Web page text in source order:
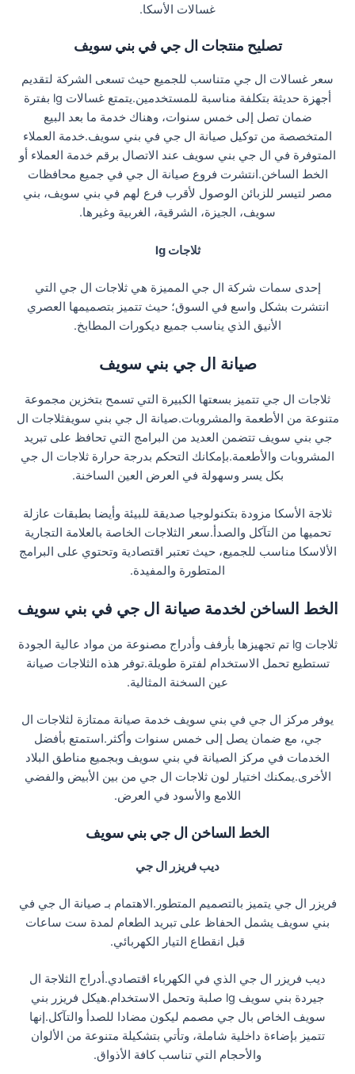
غسالات الأسكا.
تصليح منتجات ال جي في بني سويف
سعر غسالات ال جي متناسب للجميع حيث تسعى الشركة لتقديم
أجهزة حديثة بتكلفة مناسبة للمستخدمين.يتمتع غسالات lg بفترة
ضمان تصل إلى خمس سنوات، وهناك خدمة ما بعد البيع
المتخصصة من توكيل صيانة ال جي في بني سويف.خدمة العملاء
المتوفرة في ال جي بني سويف عند الاتصال برقم خدمة العملاء أو
الخط الساخن.انتشرت فروع صيانة ال جي في جميع محافظات
مصر لتيسر للزبائن الوصول لأقرب فرع لهم في بني سويف، بني
سويف، الجيزة، الشرقية، الغربية وغيرها.
ثلاجات lg
إحدى سمات شركة ال جي المميزة هي ثلاجات ال جي التي
انتشرت بشكل واسع في السوق؛ حيث تتميز بتصميمها العصري
الأنيق الذي يناسب جميع ديكورات المطابخ.
صيانة ال جي بني سويف
ثلاجات ال جي تتميز بسعتها الكبيرة التي تسمح بتخزين مجموعة
متنوعة من الأطعمة والمشروبات.صيانة ال جي بني سويفثلاجات ال
جي بني سويف تتضمن العديد من البرامج التي تحافظ على تبريد
المشروبات والأطعمة.بإمكانك التحكم بدرجة حرارة ثلاجات ال جي
بكل يسر وسهولة في العرض العين الساخنة.
ثلاجة الأسكا مزودة بتكنولوجيا صديقة للبيئة وأيضا بطبقات عازلة
تحميها من التآكل والصدأ.سعر الثلاجات الخاصة بالعلامة التجارية
الألاسكا مناسب للجميع، حيث تعتبر اقتصادية وتحتوي على البرامج
المتطورة والمفيدة.
الخط الساخن لخدمة صيانة ال جي في بني سويف
ثلاجات lg تم تجهيزها بأرفف وأدراج مصنوعة من مواد عالية الجودة
تستطيع تحمل الاستخدام لفترة طويلة.توفر هذه الثلاجات صيانة
عين السخنة المثالية.
يوفر مركز ال جي في بني سويف خدمة صيانة ممتازة لثلاجات ال
جي، مع ضمان يصل إلى خمس سنوات وأكثر.استمتع بأفضل
الخدمات في مركز الصيانة في بني سويف وبجميع مناطق البلاد
الأخرى.يمكنك اختيار لون ثلاجات ال جي من بين الأبيض والفضي
اللامع والأسود في العرض.
الخط الساخن ال جي بني سويف
ديب فريزر ال جي
فريزر ال جي يتميز بالتصميم المتطور.الاهتمام بـ صيانة ال جي في
بني سويف يشمل الحفاظ على تبريد الطعام لمدة ست ساعات
قبل انقطاع التيار الكهربائي.
ديب فريزر ال جي الذي في الكهرباء اقتصادي.أدراج الثلاجة ال
جيردة بني سويف lg صلبة وتحمل الاستخدام.هيكل فريزر بني
سويف الخاص بال جي مصمم ليكون مضادا للصدأ والتآكل.إنها
تتميز بإضاءة داخلية شاملة، وتأتي بتشكيلة متنوعة من الألوان
والأحجام التي تناسب كافة الأذواق.